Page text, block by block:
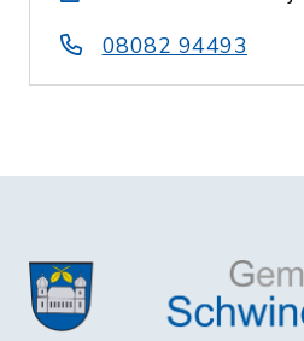
08082 94493